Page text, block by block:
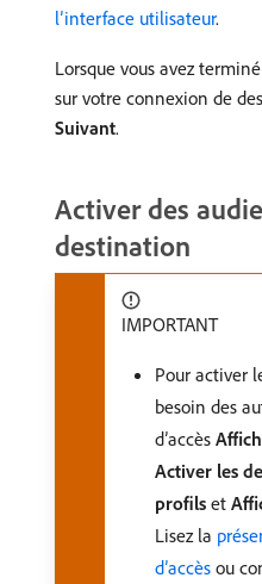
l’interface utilisateur.
Lorsque vous avez
sur votre connexion de
Suivant.
Activer des
destination
IMPORTANT
Pour activer
besoin des
d’accès
Activer les
profils et
Lisez la
d’accès ou